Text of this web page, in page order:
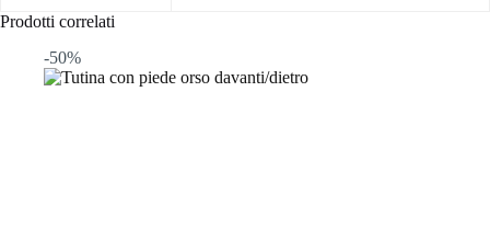
Prodotti correlati
-50%